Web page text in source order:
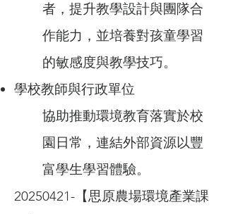
者，提升教學設計與團隊合
作能力，並培養對孩童學習
的敏感度與教學技巧。
學校教師與行政單位
協助推動環境教育落實於校
園日常，連結外部資源以豐
富學生學習體驗。
20250421-【思原農場環境產業課